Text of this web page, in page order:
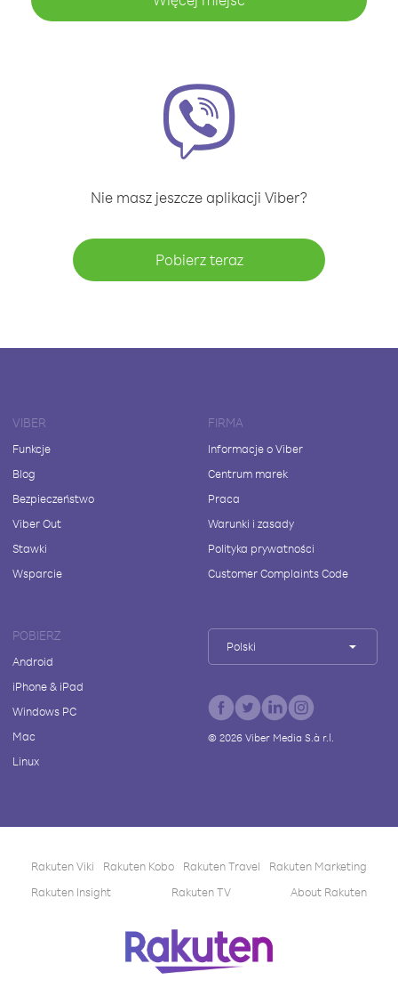
Nie masz jeszcze aplikacji Viber?
Pobierz teraz
VIBER
Funkcje
Blog
Bezpieczeństwo
Viber Out
Stawki
Wsparcie
FIRMA
Informacje o Viber
Centrum marek
Praca
Warunki i zasady
Polityka prywatności
Customer Complaints Code
POBIERZ
Android
iPhone & iPad
Windows PC
Mac
Linux
Polski
© 2026Viber Media S.à r.l.
Rakuten Viki Rakuten Kobo Rakuten Travel
Rakuten Marketing
Rakuten Insight
Rakuten TV About Rakuten